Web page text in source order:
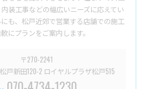
装工事などの幅広いニーズに応えてい
も、松戸近郊で営業する店舗での施工
にプランをご案内します。
〒270-2241
戸新田120-2 ロイヤルプラザ松戸515